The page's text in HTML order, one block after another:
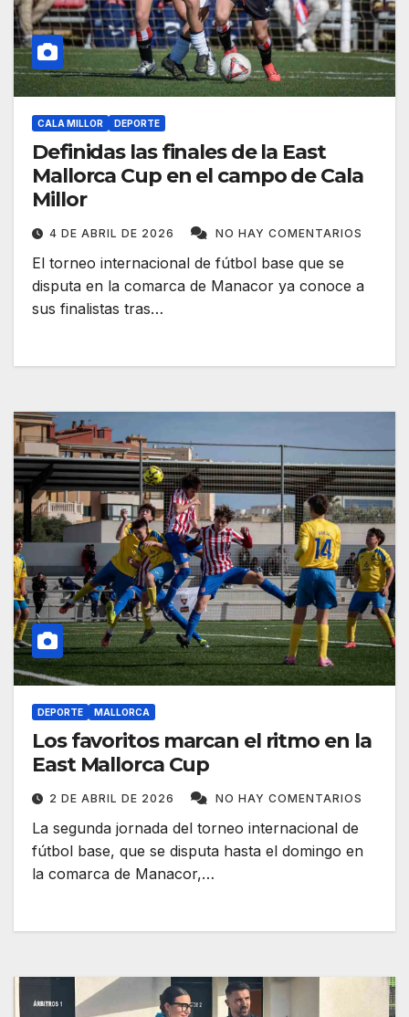
CALA MILLOR DEPORTE
Definidas las finales de la East
Mallorca Cup en el campo de Cala
Millor
4 DE ABRIL DE 2026 NO HAY COMENTARIOS
El torneo internacional de fútbol base que se
disputa en la comarca de Manacor ya conoce a
sus finalistas tras…
DEPORTE MALLORCA
Los favoritos marcan el ritmo en la
East Mallorca Cup
2 DE ABRIL DE 2026 NO HAY COMENTARIOS
La segunda jornada del torneo internacional de
fútbol base, que se disputa hasta el domingo en
la comarca de Manacor,…